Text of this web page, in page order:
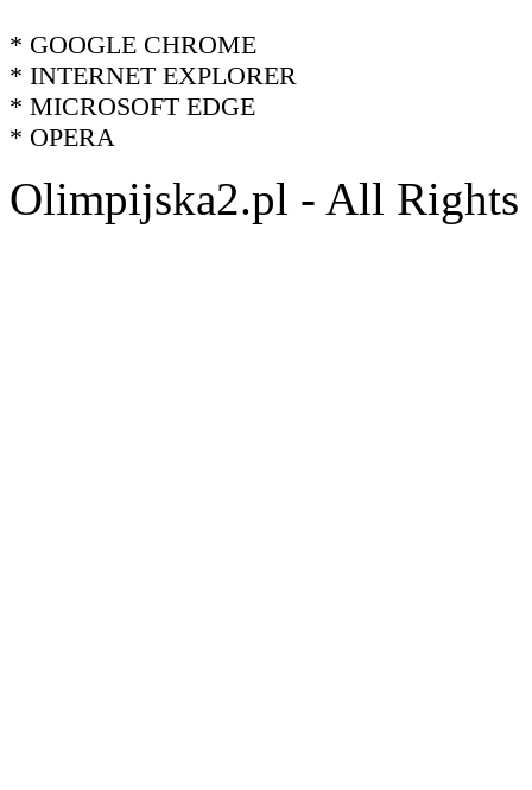
* GOOGLE CHROME
* INTERNET EXPLORER
* MICROSOFT EDGE
* OPERA
Olimpijska2.pl - All Rights